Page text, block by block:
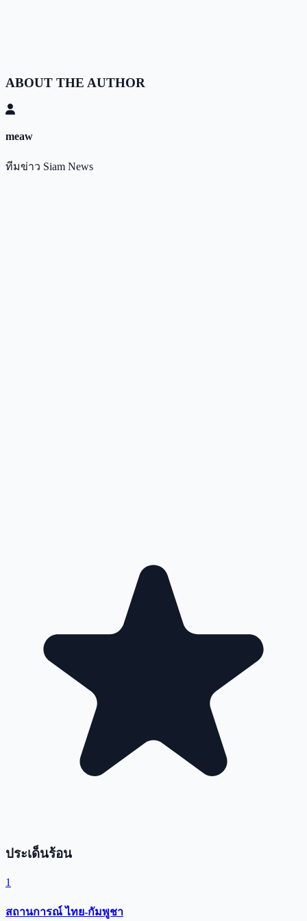
ABOUT THE AUTHOR
meaw
ทีมข่าว Siam News
ประเด็นร้อน
1
สถานการณ์ ไทย-กัมพูชา